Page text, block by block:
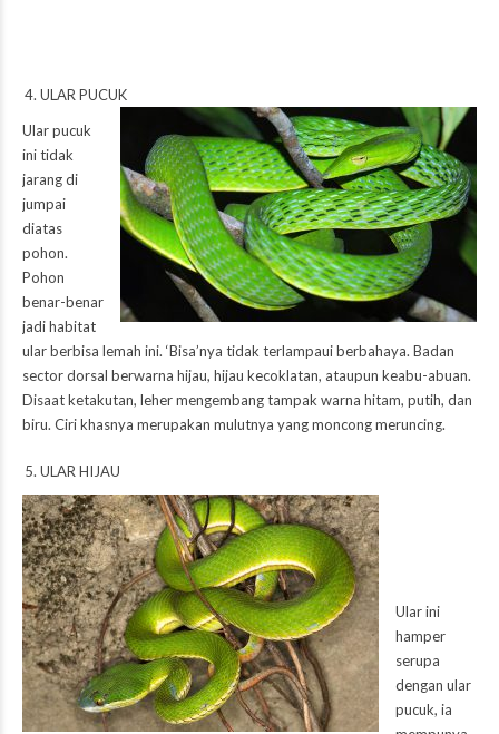
ULAR PUCUK
Ular pucuk
ini tidak
jarang di
jumpai
diatas
pohon.
Pohon
benar-benar
jadi habitat
ular berbisa lemah ini. ‘Bisa’nya tidak terlampaui berbahaya. Badan
sector dorsal berwarna hijau, hijau kecoklatan, ataupun keabu-abuan.
Disaat ketakutan, leher mengembang tampak warna hitam, putih, dan
biru. Ciri khasnya merupakan mulutnya yang moncong meruncing.
ULAR HIJAU
Ular ini
hamper
serupa
dengan ular
pucuk, ia